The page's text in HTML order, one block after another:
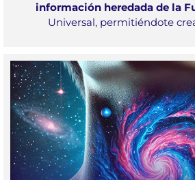
información heredada de la
Universal, permitiéndote